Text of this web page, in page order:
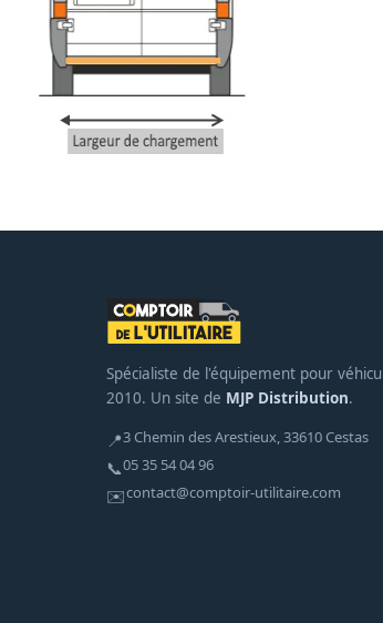
Spécialiste de l'équipement pour
2010. Un site de MJP Distribution.
📍3 Chemin des Arestieux, 33610 Cestas
📞05 35 54 04 96
✉️contact@comptoir-utilitaire.com